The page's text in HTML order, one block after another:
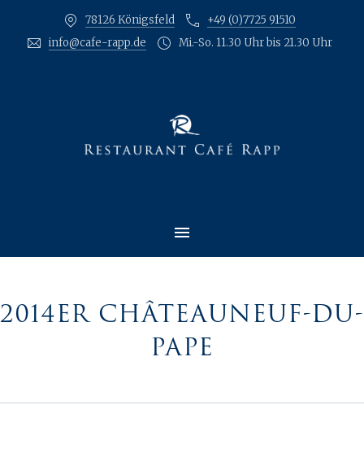
78126 Königsfeld
+49 (0)7725 91510
info@cafe-rapp.de
Mi.-So. 11.30 Uhr bis 21.30 Uhr
MAIN NAVIGATION
2014ER CHÂTEAUNEUF-DU-
PAPE